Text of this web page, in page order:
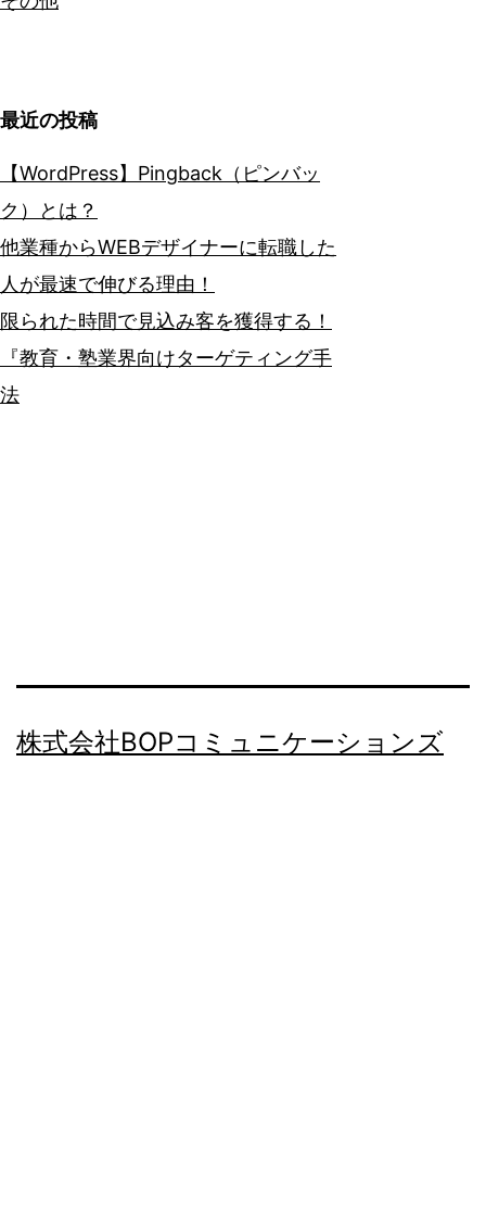
最近の投稿
【WordPress】Pingback（ピンバッ
ク）とは？
他業種からWEBデザイナーに転職した
人が最速で伸びる理由！
限られた時間で見込み客を獲得する！
『教育・塾業界向けターゲティング手
法
株式会社BOPコミュニケーションズ